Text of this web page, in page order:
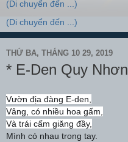
THỨ BA, THÁNG 10 29, 2019
* E-Den Quy Nhơn
Vườn địa đàng E-den,
Vâng, có nhiều hoa gấm,
Và trái cấm giăng đầy,
Mình có nhau trong tay.